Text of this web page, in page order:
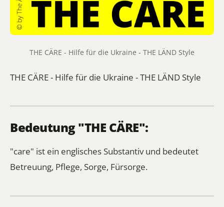
THE CÄRE - Hilfe für die Ukraine - THE LÄND Style
THE CÄRE - Hilfe für die Ukraine - THE LÄND Style
Bedeutung "THE CÄRE":
"care" ist ein englisches Substantiv und bedeutet
Betreuung, Pflege, Sorge, Fürsorge.